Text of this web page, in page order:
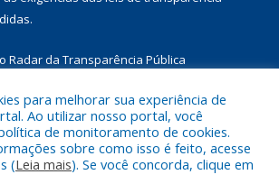
Radar da Transparência Pública
a Câmara Municipal de Aurora do
Pará.
para melhorar sua experiência de
Ao utilizar nosso portal, você
de monitoramento de cookies.
sobre como isso é feito, acesse
(Leia mais). Se você concorda, clique em